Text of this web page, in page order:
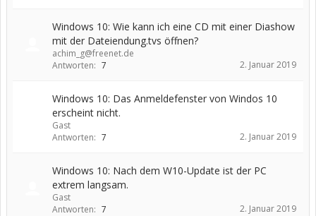
Windows 10: Wie kann ich eine CD mit einer Diashow
mit der Dateiendung.tvs öffnen?
achim_g@freenet.de
Antworten: 7 2. Januar 2019
Windows 10: Das Anmeldefenster von Windos 10
erscheint nicht.
Gast
Antworten: 7 2. Januar 2019
Windows 10: Nach dem W10-Update ist der PC
extrem langsam.
Gast
Antworten: 7 2. Januar 2019